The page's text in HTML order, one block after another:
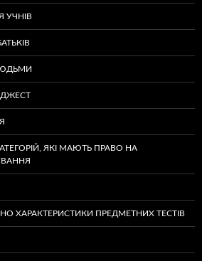
УЧНІВ
ЯКІ МАЮТЬ ПРАВО НА
ХАРАКТЕРИСТИКИ ПРЕДМЕТНИХ ТЕСТІВ